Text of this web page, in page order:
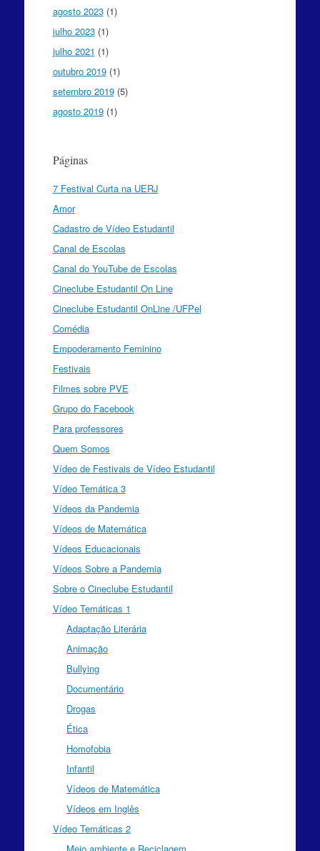
agosto 2023(1)
julho 2023(1)
julho 2021 (1)
outubro 2019(1)
setembro 2019(5)
agosto 2019(1)
Páginas
7 Festival Curta na UERJ
Amor
Cadastro de Vídeo Estudantil
Canal de Escolas
Canal do YouTube de Escolas
Cineclube Estudantil On Line
Cineclube Estudantil OnLine /UFPel
Comédia
Empoderamento Feminino
Festivais
Filmes sobre PVE
Grupo do Facebook
Para professores
Quem Somos
Vídeo de Festivais de Vídeo Estudantil
Vídeo Temática 3
Vídeos da Pandemia
Vídeos de Matemática
Vídeos Educacionais
Vídeos Sobre a Pandemia
Sobre o Cineclube Estudantil
Vídeo Temáticas 1
Adaptação Literária
Animação
Bullying
Documentário
Drogas
Ética
Homofobia
Infantil
Vídeos de Matemática
Vídeos em Inglês
Vídeo Temáticas 2
Meio ambiente e Reciclagem